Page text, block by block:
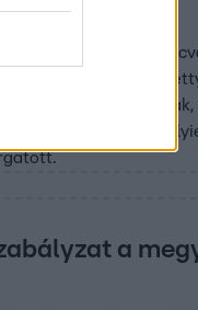
– több mint
dolgoznak.
zavarják-e a
a